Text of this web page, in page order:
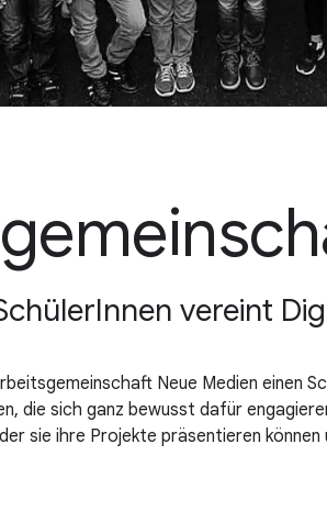
vereint
Neue Medien einen
die sich ganz bewusst dafür
sie ihre Projekte präsentieren können